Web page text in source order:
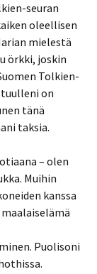
seuran
oleellisen
mielestä
örkki, joskin
Tolkien-
on
tänä
taksia.
– olen
Muihin
kanssa
Puolisoni